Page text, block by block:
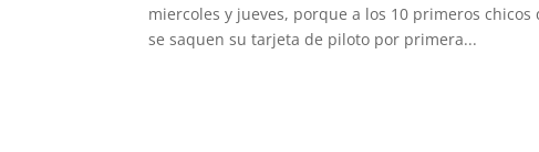
miercoles y jueves, porque a los 10 primeros
se saquen su tarjeta de piloto por primera...